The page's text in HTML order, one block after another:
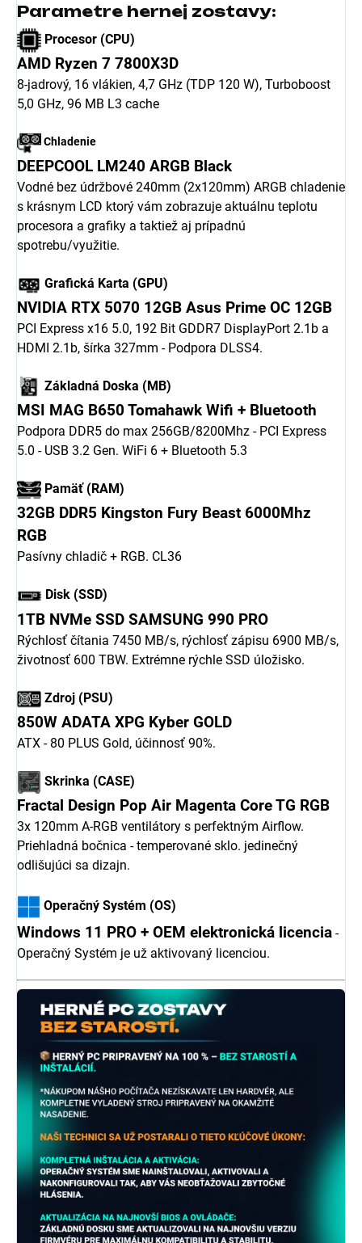
Parametre hernej zostavy:
Procesor (CPU)
AMD Ryzen 7 7800X3D
8-jadrový, 16 vlákien, 4,7 GHz (TDP 120 W), Turboboost
5,0 GHz, 96 MB L3 cache
Chladenie
DEEPCOOL LM240 ARGB Black
Vodné bez údržbové 240mm (2x120mm) ARGB chladenie
s krásnym LCD ktorý vám zobrazuje aktuálnu teplotu
procesora a grafiky a taktiež aj prípadnú
spotrebu/využitie.
Grafická Karta (GPU)
NVIDIA RTX 5070 12GB Asus Prime OC 12GB
PCI Express x16 5.0, 192 Bit GDDR7 DisplayPort 2.1b a
HDMI 2.1b, šírka 327mm - Podpora DLSS4.
Základná Doska (MB)
MSI MAG B650 Tomahawk Wifi + Bluetooth
Podpora DDR5 do max 256GB/8200Mhz - PCI Express
5.0 - USB 3.2 Gen. WiFi 6 + Bluetooth 5.3
Pamäť (RAM)
32GB DDR5 Kingston Fury Beast 6000Mhz
RGB
Pasívny chladič + RGB. CL36
Disk (SSD)
1TB NVMe SSD SAMSUNG 990 PRO
Rýchlosť čítania 7450 MB/s, rýchlosť zápisu 6900 MB/s,
životnosť 600 TBW. Extrémne rýchle SSD úložisko.
Zdroj (PSU)
850W ADATA XPG Kyber GOLD
ATX - 80 PLUS Gold, účinnosť 90%.
Skrinka (CASE)
Fractal Design Pop Air Magenta Core TG RGB
3x 120mm A-RGB ventilátory s perfektným Airflow.
Priehladná bočnica - temperované sklo. jedinečný
odlišujúci sa dizajn.
Operačný Systém (OS)
Windows 11 PRO + OEM elektronická licencia -
Operačný Systém je už aktivovaný licenciou.